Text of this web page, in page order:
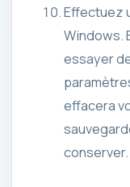
Effectuez
Windows.
essayer
effacera
conserver.